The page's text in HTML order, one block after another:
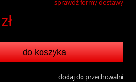
kosztów płatności
sprawdź formy dostawy
do koszyka
dodaj do przechowalni